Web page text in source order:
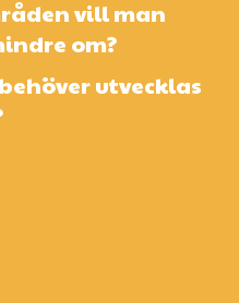
vill man
om?
utvecklas